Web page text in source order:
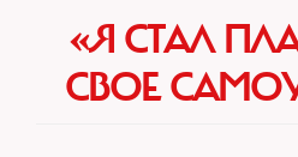
«Я СТАЛ
СВОЕ